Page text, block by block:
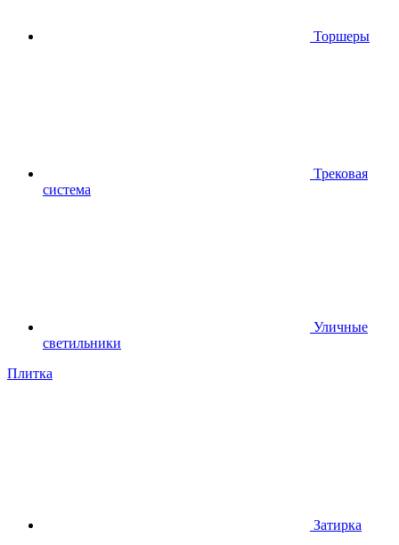
Торшеры
Трековая
система
Уличные
светильники
Плитка
Затирка